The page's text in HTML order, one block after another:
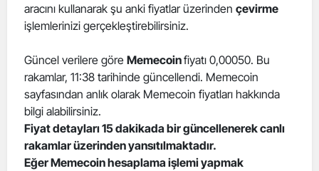
aracını kullanarak şu anki fiyatlar üzerinden çevirme
işlemlerinizi gerçekleştirebilirsiniz.
Güncel verilere göre Memecoinfiyatı 0,00050. Bu
rakamlar, 11:38 tarihinde güncellendi. Memecoin
sayfasından anlık olarak Memecoin fiyatları hakkında
bilgi alabilirsiniz.
Fiyat detayları 15 dakikada bir güncellenerek canlı
rakamlar üzerinden yansıtılmaktadır.
Eğer Memecoin hesaplama işlemi yapmak